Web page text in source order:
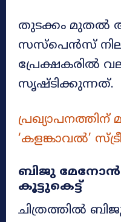
തുടക്കം മുതൽ
സസ്പെൻസ്
പ്രേക്ഷകരിൽ
സൃഷ്ടിക്കുന്നത്.
പ്രഖ്യാപനത്തിന്
‘കളങ്കാവല്‍’
ബിജു
കൂട്ടുകെട്ട്
ചിത്രത്തിൽ